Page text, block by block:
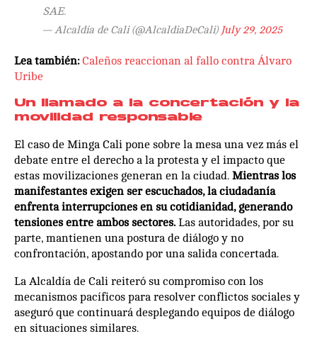
SAE.
— Alcaldía de Cali (@AlcaldiaDeCali) July 29, 2025
Lea también: Caleños reaccionan al fallo contra Álvaro
Uribe
Un llamado a la concertación y la
movilidad responsable
El caso de Minga Cali pone sobre la mesa una vez más el
debate entre el derecho a la protesta y el impacto que
estas movilizaciones generan en la ciudad. Mientras los
manifestantes exigen ser escuchados, la ciudadanía
enfrenta interrupciones en su cotidianidad, generando
tensiones entre ambos sectores. Las autoridades, por su
parte, mantienen una postura de diálogo y no
confrontación, apostando por una salida concertada.
La Alcaldía de Cali reiteró su compromiso con los
mecanismos pacíficos para resolver conflictos sociales y
aseguró que continuará desplegando equipos de diálogo
en situaciones similares.